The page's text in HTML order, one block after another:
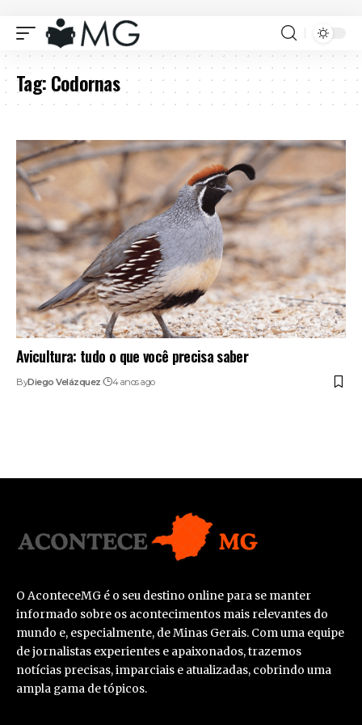
Tag:Codornas
Avicultura: tudo o que você precisa saber
ByDiego Velázquez 4 anos ago
O AconteceMG é o seu destino online para se manter
informado sobre os acontecimentos mais relevantes do
mundo e, especialmente, de Minas Gerais. Com uma equipe
de jornalistas experientes e apaixonados, trazemos
notícias precisas, imparciais e atualizadas, cobrindo uma
ampla gama de tópicos.